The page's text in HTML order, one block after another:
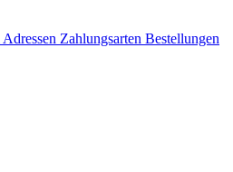
Adressen Zahlungsarten Bestellungen